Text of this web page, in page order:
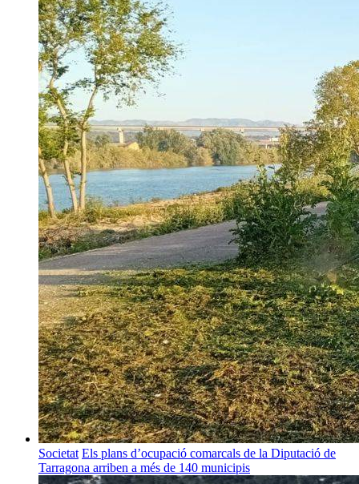
Societat Els plans d’ocupació comarcals de la Diputació de
Tarragona arriben a més de 140 municipis